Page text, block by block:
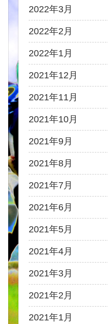
2022年3月
2022年2月
2022年1月
2021年12月
2021年11月
2021年10月
2021年9月
2021年8月
2021年7月
2021年6月
2021年5月
2021年4月
2021年3月
2021年2月
2021年1月